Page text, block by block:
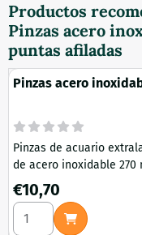
Productos
Pinzas acero
puntas afiladas
Pinzas acero
Pinzas de acuario
de acero inoxidable 270
para tubos de cultivo o
matraces Erlenmeyer
Precio: 10,70
€10,70
Seleccionar cantidad